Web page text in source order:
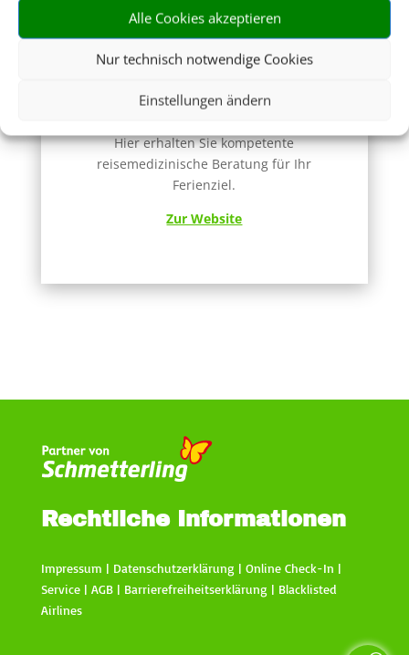
Alle Cookies akzeptieren
Nur technisch notwendige Cookies
Einstellungen ändern
Reisemedizin
Hier erhalten Sie kompetente
reisemedizinische Beratung für Ihr
Ferienziel.
Zur Website
Rechtliche Informationen
Impressum | Datenschutzerklärung | Online Check-In |
Service| AGB| Barrierefreiheitserklärung | Blacklisted
Airlines